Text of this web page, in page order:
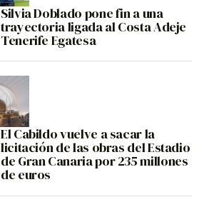
Silvia Doblado pone fin a una
trayectoria ligada al Costa Adeje
Tenerife Egatesa
El Cabildo vuelve a sacar la
licitación de las obras del Estadio
de Gran Canaria por 235 millones
de euros